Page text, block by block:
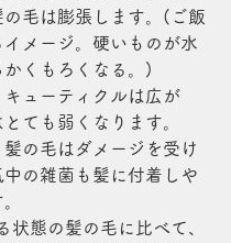
の毛は膨張します。(ご飯
イメージ。硬いものが水
かくもろくなる。)
キューティクルは広が
ても弱くなります。
髪の毛はダメージを受け
中の雑菌も髪に付着しや
状態の髪の毛に比べて、